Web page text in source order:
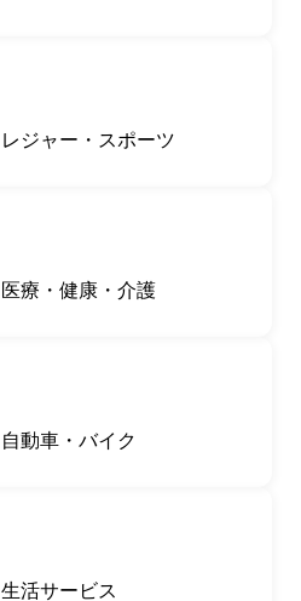
レジャー・スポーツ
医療・健康・介護
自動車・バイク
生活サービス